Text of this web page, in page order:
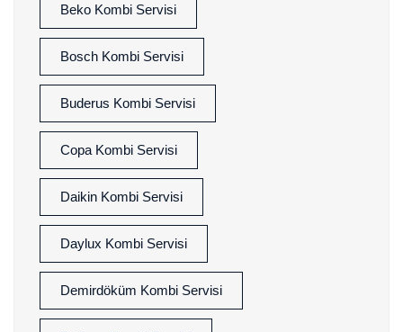
Beko Kombi Servisi
Bosch Kombi Servisi
Buderus Kombi Servisi
Copa Kombi Servisi
Daikin Kombi Servisi
Daylux Kombi Servisi
Demirdöküm Kombi Servisi